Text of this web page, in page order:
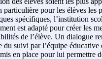
particulière pour les élèves les
spécifiques, l’institution
est adapté pour créer les
de l’élève. Un dialogue
du suivi par l’équipe
en place pour lui permettre